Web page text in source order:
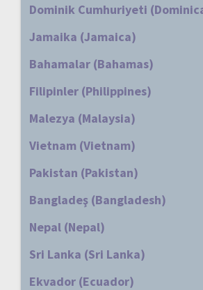
Dominik Cumhuriyeti
Jamaika (Jamaica)
Bahamalar (Bahamas)
Filipinler (Philippines)
Malezya (Malaysia)
Vietnam (Vietnam)
Pakistan (Pakistan)
Bangladeş (Bangladesh)
Nepal (Nepal)
Sri Lanka (Sri Lanka)
Ekvador (Ecuador)